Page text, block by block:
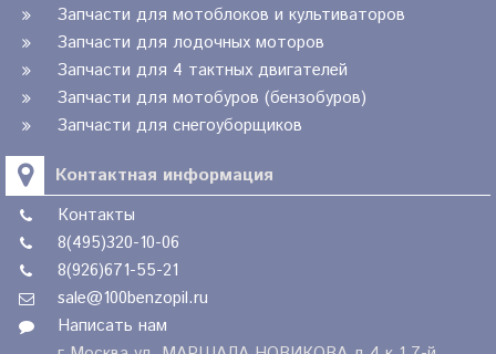
Запчасти для мотоблоков и культиваторов
Запчасти для лодочных моторов
Запчасти для 4 тактных двигателей
Запчасти для мотобуров (бензобуров)
Запчасти для снегоуборщиков
Контактная информация
Контакты
8(495)320-10-06
8(926)671-55-21
sale@100benzopil.ru
Написать нам